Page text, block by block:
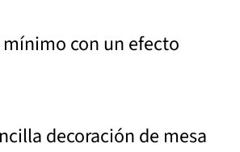
mínimo con un efecto
decoración de mesa